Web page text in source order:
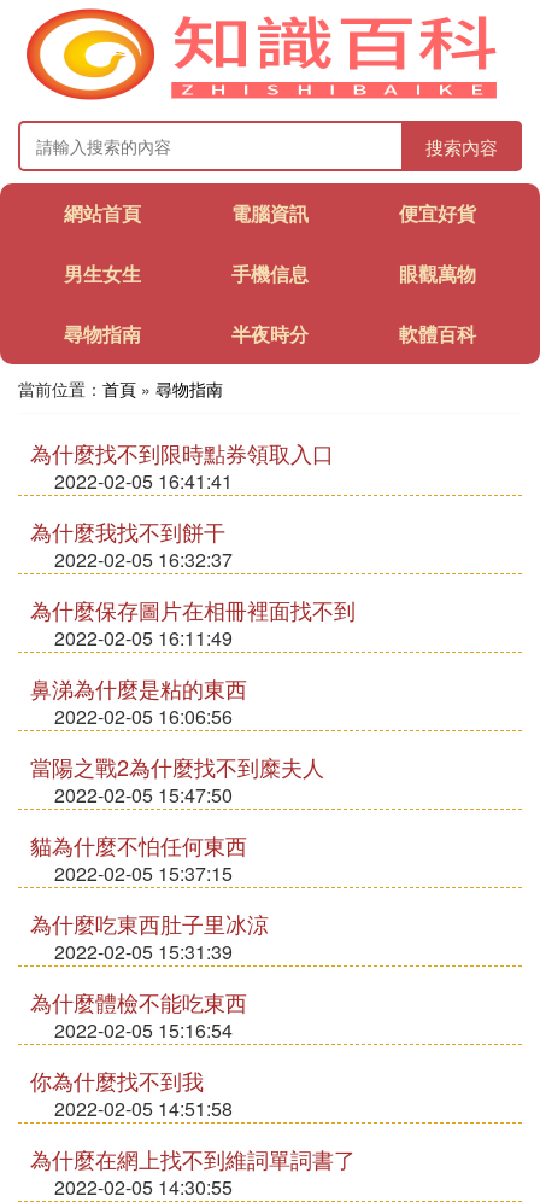
搜索內容
網站首頁 電腦資訊 便宜好貨
男生女生 手機信息 眼觀萬物
尋物指南 半夜時分 軟體百科
當前位置： 首頁 » 尋物指南
為什麼找不到限時點券領取入口
2022-02-05 16:41:41
為什麼我找不到餅干
2022-02-05 16:32:37
為什麼保存圖片在相冊裡面找不到
2022-02-05 16:11:49
鼻涕為什麼是粘的東西
2022-02-05 16:06:56
當陽之戰2為什麼找不到糜夫人
2022-02-05 15:47:50
貓為什麼不怕任何東西
2022-02-05 15:37:15
為什麼吃東西肚子里冰涼
2022-02-05 15:31:39
為什麼體檢不能吃東西
2022-02-05 15:16:54
你為什麼找不到我
2022-02-05 14:51:58
為什麼在網上找不到維詞單詞書了
2022-02-05 14:30:55